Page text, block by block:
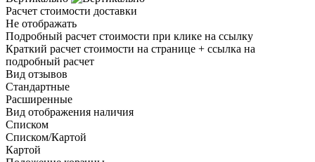
Расчет стоимости доставки
Не отображать
Подробный расчет стоимости при клике на ссылку
Краткий расчет стоимости на странице + ссылка на
подробный расчет
Вид отзывов
Стандартные
Расширенные
Вид отображения наличия
Списком
Списком/Картой
Картой